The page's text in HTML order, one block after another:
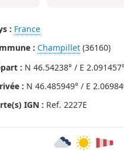
: France
: Champillet (36160)
: N 46.54238° / E
: N 46.485949° / E
IGN : Ref. 2227E